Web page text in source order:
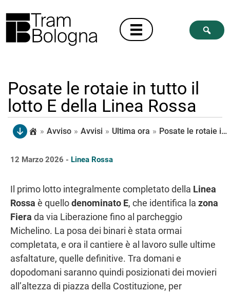
Posate le rotaie in tutto il
lotto E della Linea Rossa
» Avviso » Avvisi » Ultima ora » Posate le rotaie in tutto il lotto E della Linea Rossa
12 Marzo 2026 - Linea Rossa
Il primo lotto integralmente completato della Linea
Rossa è quellodenominato E, che identifica la zona
Fiera da via Liberazione fino al parcheggio
Michelino. La posa dei binari è stata ormai
completata, e ora il cantiere è al lavoro sulle ultime
asfaltature, quelle definitive. Tra domani e
dopodomani saranno quindi posizionati dei movieri
all’altezza di piazza della Costituzione, per